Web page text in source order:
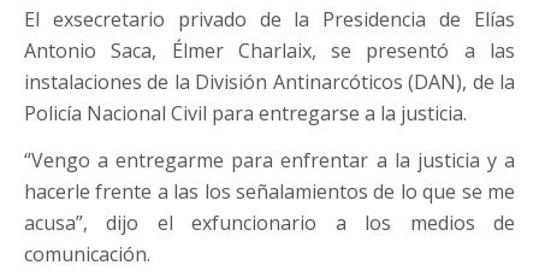
El exsecretario privado de la Presidencia de Elías
Antonio Saca, Élmer Charlaix, se presentó a las
instalaciones de la División Antinarcóticos (DAN), de la
Policía Nacional Civil para entregarse a la justicia.
“Vengo a entregarme para enfrentar a la justicia y a
hacerle frente a las los señalamientos de lo que se me
acusa”, dijo el exfuncionario a los medios de
comunicación.